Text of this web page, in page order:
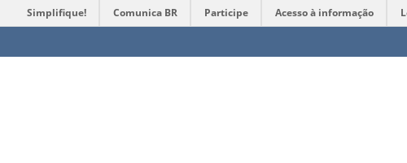
Simplifique! Comunica BR Participe Acesso à informação